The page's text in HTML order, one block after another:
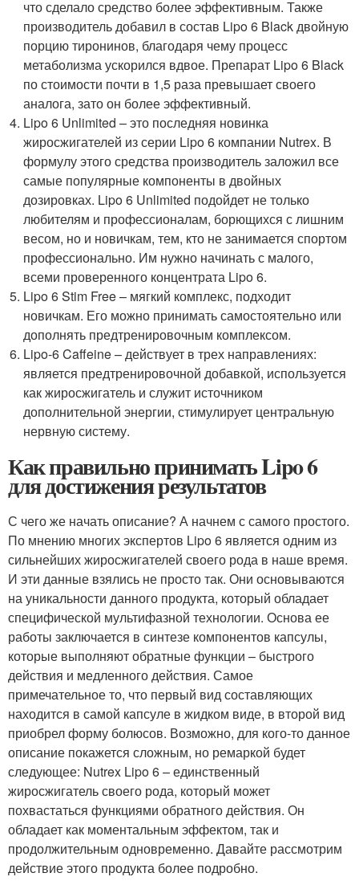
что сделало средство более эффективным. Также
производитель добавил в состав Lipo 6 Black двойную
порцию тиронинов, благодаря чему процесс
метаболизма ускорился вдвое. Препарат Lipo 6 Black
по стоимости почти в 1,5 раза превышает своего
аналога, зато он более эффективный.
Lipo 6 Unlimited – это последняя новинка
жиросжигателей из серии Lipo 6 компании Nutrex. В
формулу этого средства производитель заложил все
самые популярные компоненты в двойных
дозировках. Lipo 6 Unlimited подойдет не только
любителям и профессионалам, борющихся с лишним
весом, но и новичкам, тем, кто не занимается спортом
профессионально. Им нужно начинать с малого,
всеми проверенного концентрата Lipo 6.
Lipo 6 Stim Free – мягкий комплекс, подходит
новичкам. Его можно принимать самостоятельно или
дополнять предтренировочным комплексом.
Lipo-6 Caffeine – действует в трех направлениях:
является предтренировочной добавкой, используется
как жиросжигатель и служит источником
дополнительной энергии, стимулирует центральную
нервную систему.
Как правильно принимать Lipo 6
для достижения результатов
С чего же начать описание? А начнем с самого простого.
По мнению многих экспертов Lipo 6 является одним из
сильнейших жиросжигателей своего рода в наше время.
И эти данные взялись не просто так. Они основываются
на уникальности данного продукта, который обладает
специфической мультифазной технологии. Основа ее
работы заключается в синтезе компонентов капсулы,
которые выполняют обратные функции – быстрого
действия и медленного действия. Самое
примечательное то, что первый вид составляющих
находится в самой капсуле в жидком виде, в второй вид
приобрел форму болюсов. Возможно, для кого-то данное
описание покажется сложным, но ремаркой будет
следующее: Nutrex Lipo 6 – единственный
жиросжигатель своего рода, который может
похвастаться функциями обратного действия. Он
обладает как моментальным эффектом, так и
продолжительным одновременно. Давайте рассмотрим
действие этого продукта более подробно.